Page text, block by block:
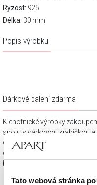
Tato webová stránka
Ryzost: 925
Délka: 30 mm
Popis výrobku
Dárkové balení zdarma
Klenotnické výrobky
spolu s dárkovou krabičkou
objednaném sortimentu. Váš
dárkem, který můžete bez
blízkým.